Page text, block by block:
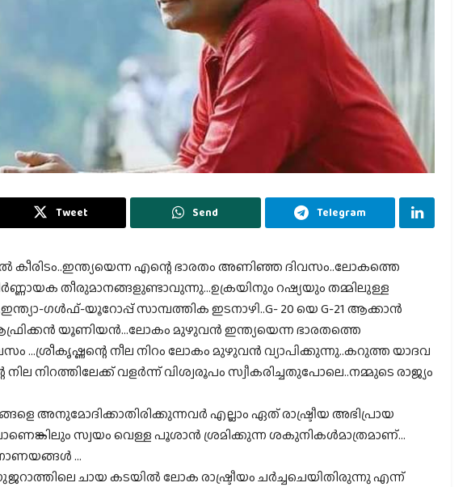
Tweet Send Telegram
കീരിടം..ഇന്ത്യയെന്ന എന്റെ ഭാരതം അണിഞ്ഞ ദിവസം..ലോകത്തെ
തീരുമാനങ്ങളുണ്ടാവുന്നു…ഉക്രയിനും റഷ്യയും തമ്മിലുള്ള
ഗൾഫ്-യൂറോപ്പ് സാമ്പത്തിക ഇടനാഴി..G- 20 യെ G-21 ആക്കാൻ
യൂണിയൻ…ലോകം മുഴുവൻ ഇന്ത്യയെന്ന ഭാരതത്തെ
…ശ്രീകൃഷ്ണന്റെ നീല നിറം ലോകം മുഴുവൻ വ്യാപിക്കുന്നു..കറുത്ത യാദവ
നിറത്തിലേക്ക് വളർന്ന് വിശ്വരൂപം സ്വീകരിച്ചതുപോലെ..നമ്മുടെ രാജ്യം
അനുമോദിക്കാതിരിക്കുന്നവർ എല്ലാം ഏത് രാഷ്ട്രീയ അഭിപ്രായ
സ്വയം വെള്ള പൂശാൻ ശ്രമിക്കുന്ന ശകുനികൾമാത്രമാണ്…
…
ഗുജറാത്തിലെ ചായ കടയിൽ ലോക രാഷ്ട്രീയം ചർച്ചചെയിതിരുന്നു എന്ന്